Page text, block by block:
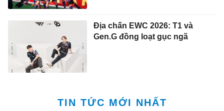
Địa chấn EWC 2026: T1 và
Gen.G đồng loạt gục ngã
TIN TỨC MỚI NHẤT